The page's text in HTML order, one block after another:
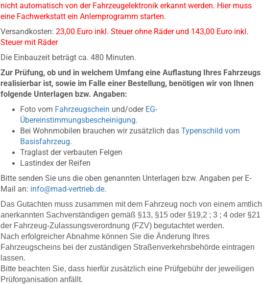
nicht automatisch von der Fahrzeugelektronik erkannt werden. Hier muss
eine Fachwerkstatt ein Anlernprogramm starten.
Versandkosten: 23,00 Euro inkl. Steuer ohne Räder und 143,00 Euro inkl.
Steuer mit Räder
Die Einbauzeit beträgt ca. 480 Minuten.
Zur Prüfung, ob und in welchem Umfang eine Auflastung Ihres Fahrzeugs
realisierbar ist, sowie im Falle einer Bestellung, benötigen wir von Ihnen
folgende Unterlagen bzw. Angaben:
Foto vom Fahrzeugschein und/oder EG-
Übereinstimmungsbescheinigung.
Bei Wohnmobilen brauchen wir zusätzlich das Typenschild vom
Basisfahrzeug.
Traglast der verbauten Felgen
Lastindex der Reifen
Bitte senden Sie uns die oben genannten Unterlagen bzw. Angaben per E-
Mail an: info@mad-vertrieb.de.
Das Gutachten muss zusammen mit dem Fahrzeug noch von einem amtlich
anerkannten Sachverständigen gemäß §13, §15 oder §19,2 ; 3 ; 4 oder §21
der Fahrzeug-Zulassungsverordnung (FZV) begutachtet werden.
Nach erfolgreicher Abnahme können Sie die Änderung Ihres
Fahrzeugscheins bei der zuständigen Straßenverkehrsbehörde eintragen
lassen.
Bitte beachten Sie, dass hierfür zusätzlich eine Prüfgebühr der jeweiligen
Prüforganisation anfällt.